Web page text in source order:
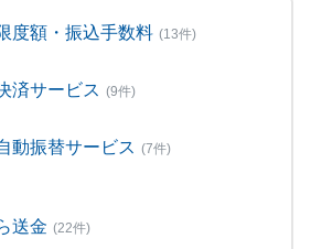
度額・振込手数料 (13件)
済サービス (9件)
動振替サービス (7件)
送金 (22件)